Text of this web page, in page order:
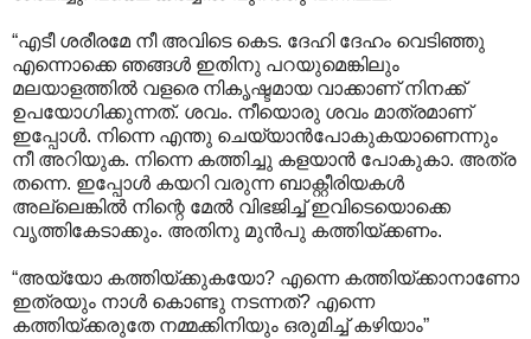
“എടീ ശരീരമേ നീ അവിടെ കെട. ദേഹി ദേഹം വെടിഞ്ഞു
എന്നൊക്കെ ഞങ്ങള്‍ ഇതിനു പറയുമെങ്കിലും
മലയാളത്തില്‍ വളരെ നികൃഷ്ടമായ വാക്കാണ് നിനക്ക്
ഉപയോഗിക്കുന്നത്. ശവം. നീയൊരു ശവം മാത്രമാണ്
ഇപ്പോള്‍. നിന്നെ എന്തു ചെയ്യാന്‍പോകുകയാണെന്നും
നീ അറിയുക. നിന്നെ കത്തിച്ചു കളയാന്‍ പോകുകാ. അത്ര
തന്നെ. ഇപ്പോള്‍ കയറി വരുന്ന ബാക്റ്റീരിയകള്‍
അല്ലെങ്കില്‍ നിന്റെ മേല്‍ വിഭജിച്ച് ഇവിടെയൊക്കെ
വൃത്തികേടാക്കും. അതിനു മുന്‍പു കത്തിയ്ക്കണം.
“അയ്യോ കത്തിയ്ക്കുകയോ? എന്നെ കത്തിയ്ക്കാനാണോ
ഇത്രയും നാള്‍ കൊണ്ടു നടന്നത്? എന്നെ
കത്തിയ്ക്കരുതേ നമ്മക്കിനിയും ഒരുമിച്ച് കഴിയാം”